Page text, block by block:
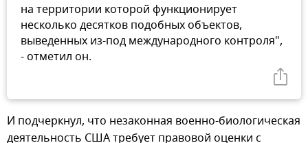
на территории которой функционирует
несколько десятков подобных объектов,
выведенных из-под международного контроля",
- отметил он.
И подчеркнул, что незаконная военно-биологическая
деятельность США требует правовой оценки с